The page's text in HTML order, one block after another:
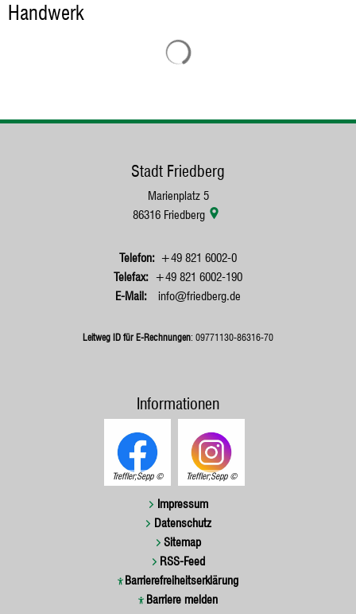
Handwerk
Handwerk
Stadt Friedberg
Marienplatz 5
86316 Friedberg
+49 821 6002-0
+49 821 6002-190
info@friedberg.de
Leitweg ID für E-Rechnungen: 09771130-86316-70
Informationen
Treffler;Sepp Treffler;Sepp
Impressum
Datenschutz
Sitemap
RSS-Feed
Barrierefreiheitserklärung
Barriere melden